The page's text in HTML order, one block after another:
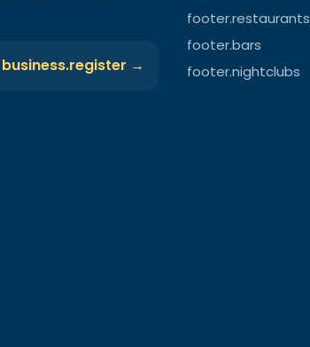
business.register →
footer.restaurants
footer.bars
footer.nightclubs